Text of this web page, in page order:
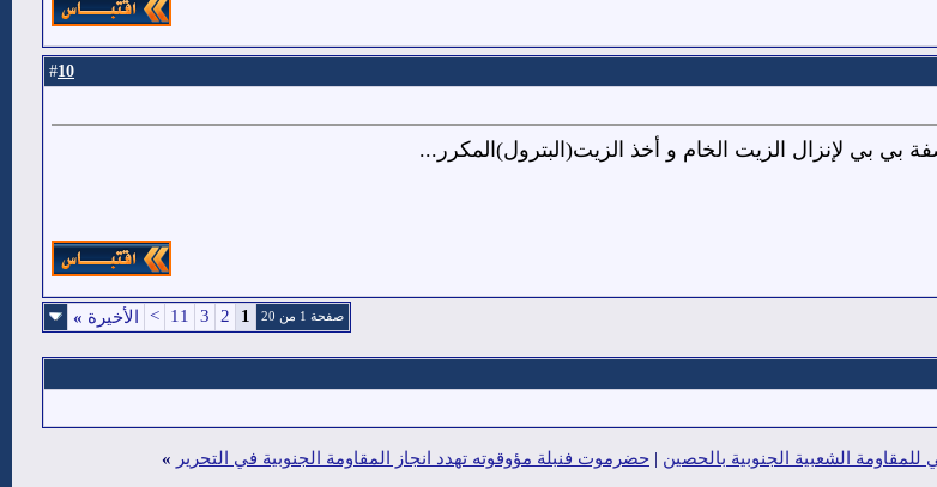
10
بي بي لإنزال الزيت الخام و أخذ الزيت(البترول)المكرر...
صفحة 1 من 20 1
2
3
11
> الأخيرة »
الشعبية الجنوبية بالحصين | حضرموت فنبلة مؤوقوته تهدد انجاز المقاومة الجنوبية في التحرير »